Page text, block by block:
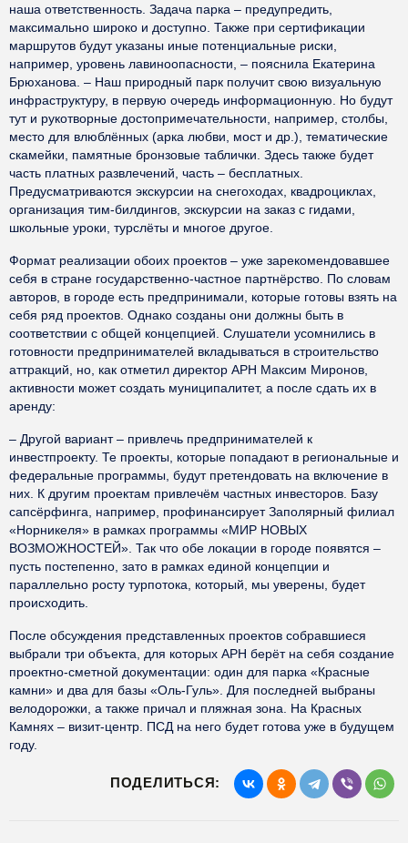
наша ответственность. Задача парка – предупредить,
максимально широко и доступно. Также при сертификации
маршрутов будут указаны иные потенциальные риски,
например, уровень лавиноопасности, – пояснила Екатерина
Брюханова. – Наш природный парк получит свою визуальную
инфраструктуру, в первую очередь информационную. Но будут
тут и рукотворные достопримечательности, например, столбы,
место для влюблённых (арка любви, мост и др.), тематические
скамейки, памятные бронзовые таблички. Здесь также будет
часть платных развлечений, часть – бесплатных.
Предусматриваются экскурсии на снегоходах, квадроциклах,
организация тим-билдингов, экскурсии на заказ с гидами,
школьные уроки, турслёты и многое другое.
Формат реализации обоих проектов – уже зарекомендовавшее
себя в стране государственно-частное партнёрство. По словам
авторов, в городе есть предпринимали, которые готовы взять на
себя ряд проектов. Однако созданы они должны быть в
соответствии с общей концепцией. Слушатели усомнились в
готовности предпринимателей вкладываться в строительство
аттракций, но, как отметил директор АРН Максим Миронов,
активности может создать муниципалитет, а после сдать их в
аренду:
– Другой вариант – привлечь предпринимателей к
инвестпроекту. Те проекты, которые попадают в региональные и
федеральные программы, будут претендовать на включение в
них. К другим проектам привлечём частных инвесторов. Базу
сапсёрфинга, например, профинансирует Заполярный филиал
«Норникеля» в рамках программы «МИР НОВЫХ
ВОЗМОЖНОСТЕЙ». Так что обе локации в городе появятся –
пусть постепенно, зато в рамках единой концепции и
параллельно росту турпотока, который, мы уверены, будет
происходить.
После обсуждения представленных проектов собравшиеся
выбрали три объекта, для которых АРН берёт на себя создание
проектно-сметной документации: один для парка «Красные
камни» и два для базы «Оль-Гуль». Для последней выбраны
велодорожки, а также причал и пляжная зона. На Красных
Камнях – визит-центр. ПСД на него будет готова уже в будущем
году.
ПОДЕЛИТЬСЯ: